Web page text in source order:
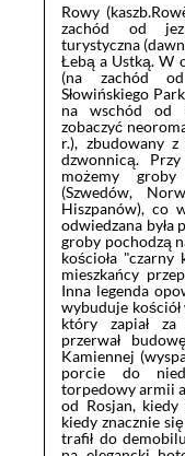
Rowy
zachód od
turystyczna
Łebą a Ustką. W
(na zachód
Słowińskiego
na wschód od
zobaczyć
r.), zbudowany
dzwonnicą.
możemy
(Szwedów,
Hiszpanów), co
odwiedzana była
groby pochodzą
kościoła
mieszkańcy
Inna legenda
wybuduje
który zapiał za
przerwał
Kamiennej
porcie do
torpedowy armii
od Rosjan,
kiedy znacznie
trafił do